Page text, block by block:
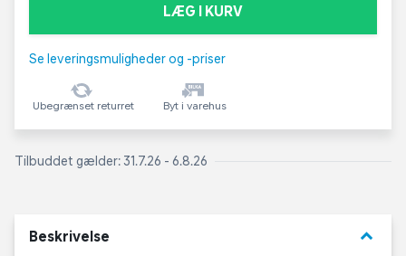
LÆG I KURV
Se leveringsmuligheder og -priser
Ubegrænset returret Byt i varehus
Tilbuddet gælder: 31.7.26 - 6.8.26
Beskrivelse keyboard_arrow_down